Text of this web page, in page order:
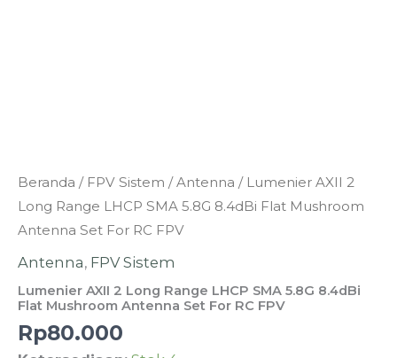
Beranda / FPV Sistem /Antenna / Lumenier AXII 2
Long Range LHCP SMA 5.8G 8.4dBi Flat Mushroom
Antenna Set For RC FPV
Antenna, FPV Sistem
Lumenier AXII 2 Long Range LHCP SMA 5.8G 8.4dBi
Flat Mushroom Antenna Set For RC FPV
Rp80.000
Kuantitas
Lumenier
AXII
Range
LHCP
SMA